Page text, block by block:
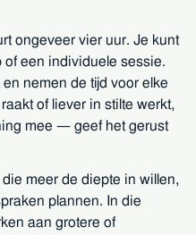
ongeveer vier uur. Je kunt
of een individuele sessie.
nemen de tijd voor elke
of liever in stilte werkt,
mee — geef het gerust
meer de diepte in willen,
plannen. In die
aan grotere of